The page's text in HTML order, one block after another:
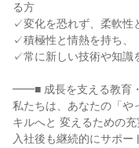
る方
✓変化を恐れず、柔軟性
✓積極性と情熱を持ち、
✓常に新しい技術や知識
━━■ 成長を支える教育
私たちは、あなたの「や
キルへと 変えるための
入社後も継続的にサポ